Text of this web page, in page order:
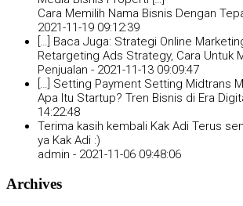
Cara Memilih Nama Bisnis Dengan
2021-11-19 09:12:39
[…] Baca Juga: Strategi Online
Retargeting Ads Strategy, Cara Untuk
Penjualan - 2021-11-13 09:09:47
[…] Setting Payment Setting Midtrans
Apa Itu Startup? Tren Bisnis di Era
14:22:48
Terima kasih kembali Kak Adi Terus
ya Kak Adi :)
admin - 2021-11-06 09:48:06
Archives